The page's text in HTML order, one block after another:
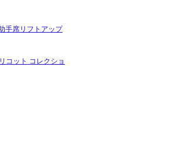
手席リフトアップ
コット コレクショ